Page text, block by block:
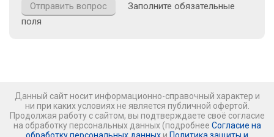
Заполните обязательные
поля
Данный сайт носит информационно-справочный характер и
ни при каких условиях не является публичной офертой.
Продолжая работу с сайтом, вы подтверждаете своё согласие
на обработку персональных данных (подробнее Согласие на